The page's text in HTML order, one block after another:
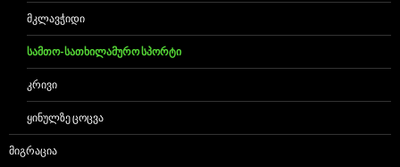
ᲛᲙᲚᲐᲕᲭᲘᲓᲘ
ᲡᲐᲛᲗᲝ-ᲡᲐᲗᲮᲘᲚᲐᲛᲣᲠᲝ ᲡᲞᲝᲠᲢᲘ
ᲙᲠᲘᲕᲘ
ᲧᲘᲜᲣᲚᲖᲔ ᲪᲝᲪᲕᲐ
ᲛᲘᲒᲠᲐᲪᲘᲐ